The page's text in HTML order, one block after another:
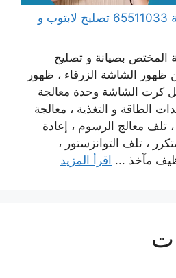
مهندس كمبيوتر الصليبية 65511033 تصليح لابتوب و
المختص بصيانة و تصليح
ظهور الشاشة الزرقاء ، ظهور
كرت الشاشة وحدة معالجة
الطاقة و التغذية ، معالجة
تلف معالج الرسوم ، إعادة
، تلف التوانزستور ،
مآخذ ... اقرأ المزيد